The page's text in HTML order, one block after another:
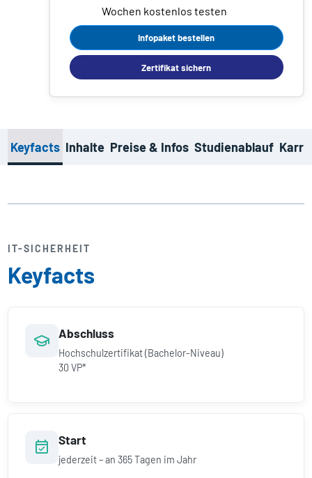
Wochen kostenlos testen
Infopaket bestellen
Zertifikat sichern
Keyfacts Inhalte Preise & Infos Studienablauf
IT-SICHERHEIT
Keyfacts
Abschluss
Hochschulzertifikat (Bachelor-Niveau)
30 VP*
Start
jederzeit – an 365 Tagen im Jahr